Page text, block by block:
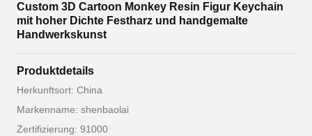
Custom 3D Cartoon Monkey Resin Figur Keychain
mit hoher Dichte Festharz und handgemalte
Handwerkskunst
Produktdetails
Herkunftsort: China
Markenname: shenbaolai
Zertifizierung: 91000